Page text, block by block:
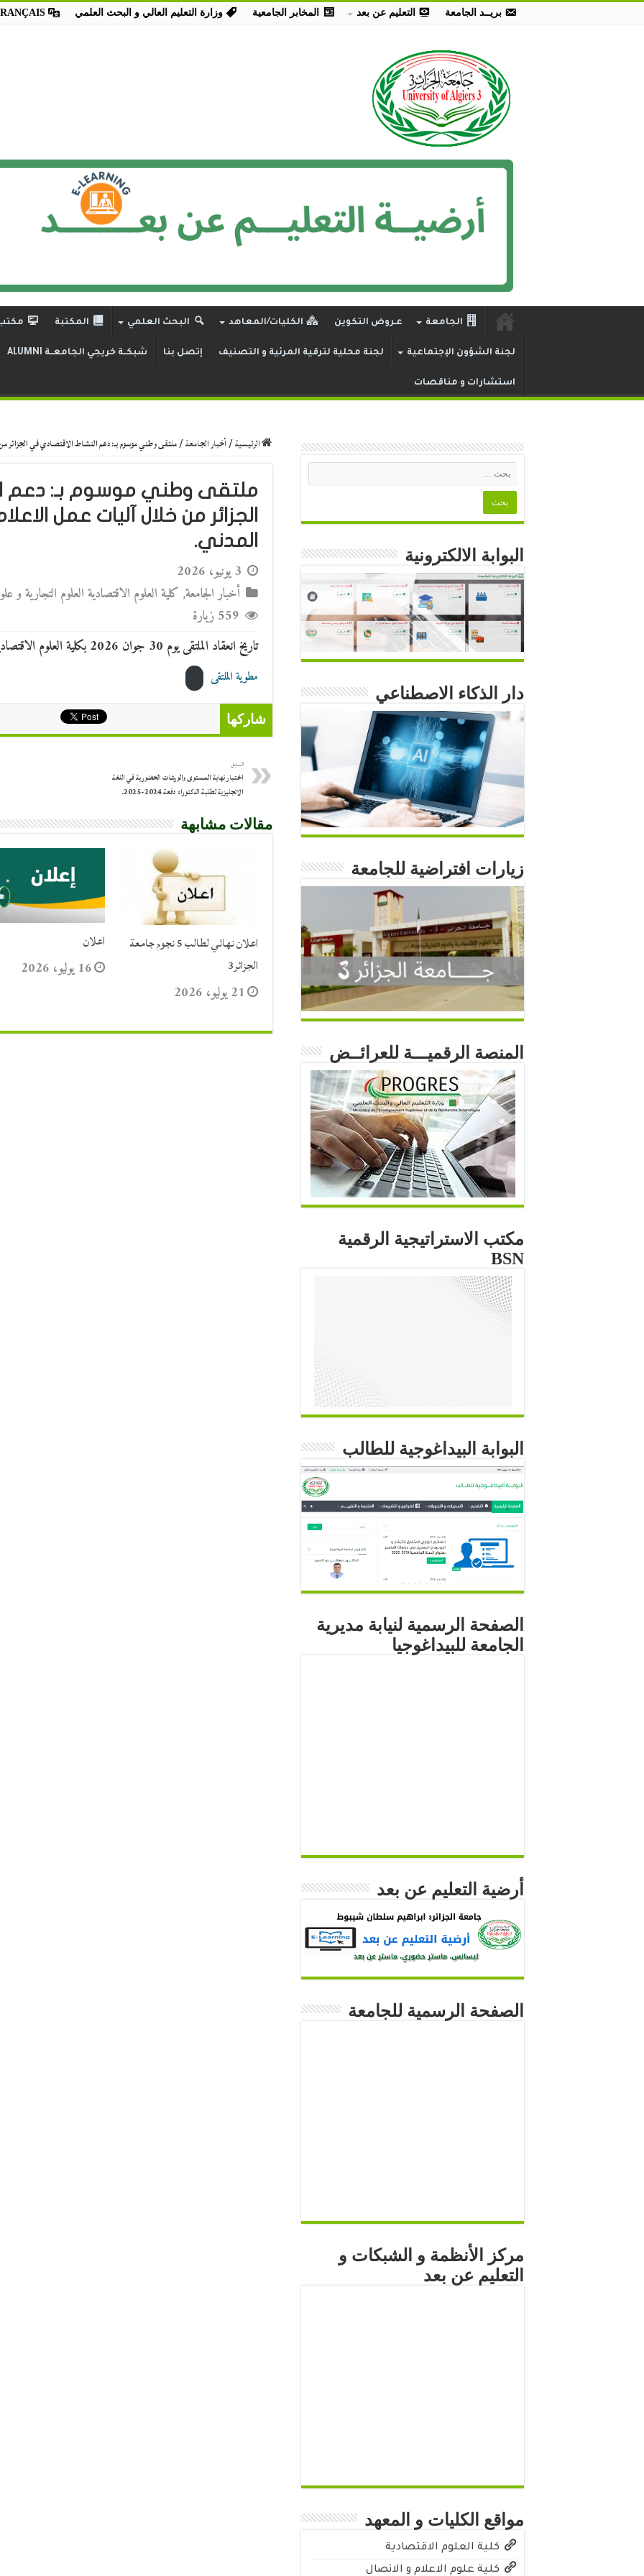
بريــد الجامعة التعليم عن بعد المخابر الجامعية وزارة التعليم العالي و البحث العلمي
الجامعة عـروض التكوين الكليات/المعاهد البحث العلمي المكتبة مكتب
لجنة الشؤون الإجتماعية لجنة محلية لترقية المرئية و التصنيف إتصل بنا شبكــة خريجي الجامعــة ALUMNI
استشارات و مناقصات
الرئيسية/أخبار الجامعة/ملتقى وطني موسوم بـ: دعم النشاط الاقتصادي في الجزائر
ملتقى وطني موسوم بـ: دعم
الجزائر من خلال آليات عمل
المدني.
3 يونيو، 2026
أخبار الجامعة, كلية العلوم الاقتصادية العلوم التجارية و
559 زيارة
تاريخ انعقاد الملتقى يوم 30 جوان 2026 بكلية العلوم الاقتصادية،العلوم التجارية وعلوم التسيير.
مطوية الملتقى
شاركها
السابق
اختبار نهاية المستوى والورشات الحضورية في اللغة
الانجليزية لطلبة الدكتوراه دفعة 2024-2025.
مقالات مشابهة
اعلان نهائي لطالب 5 نجوم جامعة
الجزائر3
21 يوليو، 2026
اعلان
16 يوليو، 2026
البوابة الالكترونية
دار الذكاء الاصطناعي
زيارات افتراضية للجامعة
المنصة الرقميـــة للعرائــض
مكتب الاستراتيجية الرقمية
BSN
البوابة البيداغوجية للطالب
الصفحة الرسمية لنيابة مديرية
الجامعة للبيداغوجيا
أرضية التعليم عن بعد
الصفحة الرسمية للجامعة
مركز الأنظمة و الشبكات و
التعليم عن بعد
مواقع الكليات و المعهد
كلية العلوم الاقتصادية
كلية علوم الاعلام و الاتصال